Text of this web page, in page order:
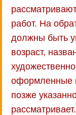
работ. На
должны быть
возраст,
оформленные
позже